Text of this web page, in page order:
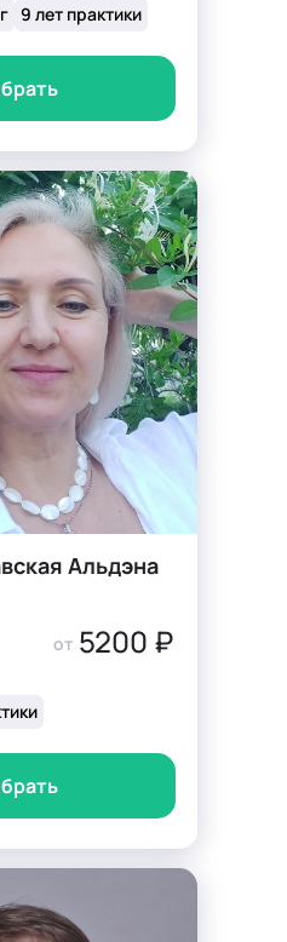
9 лет практики
Альдэна
от 5200 ₽